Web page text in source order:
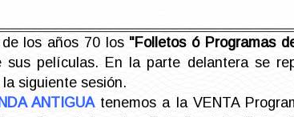
los años 70 los "Folletos ó Programas
sus películas. En la parte delantera se
siguiente sesión.
ANTIGUAtenemos a la VENTA